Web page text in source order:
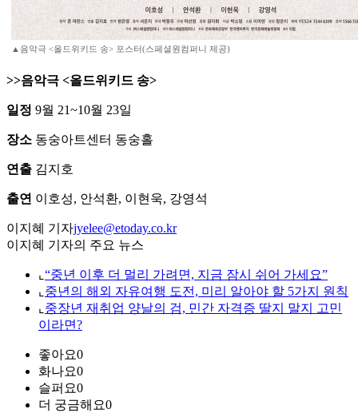
▲음악극 <올드위키드 송> 포스터(스페셜원컴퍼니 제공)
>>음악극 <올드위키드 송>
일정 9월 21~10월 23일
장소 동숭아트센터 동숭홀
연출 김지호
출연 이호성, 안석환, 이현욱, 강영석
이지혜 기자jyelee@etoday.co.kr
이지혜 기자의 주요 뉴스
⌞ “중년 이후 더 멀리 가려면, 지금 잠시 쉬어 가세요”
⌞ 중년의 해외 자유여행 도전, 미리 알아야 할 5가지 원칙
⌞ 중장년 재취업 양날의 검, 민간 자격증 딸지 말지 고민
이라면?
좋아요0
화나요0
슬퍼요0
더 궁금해요0